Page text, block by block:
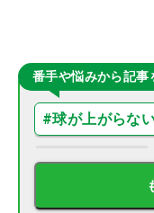
番手や悩みから記事
#球が上がらな